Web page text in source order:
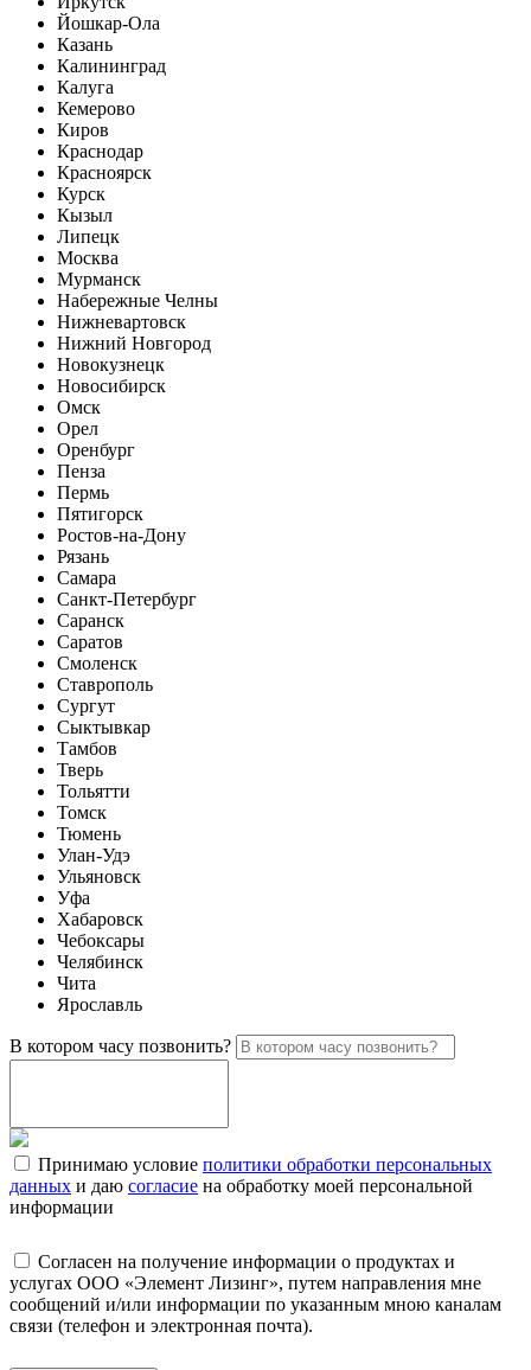
Йошкар-Ола
Казань
Калининград
Калуга
Кемерово
Киров
Краснодар
Красноярск
Курск
Кызыл
Липецк
Москва
Мурманск
Набережные Челны
Нижневартовск
Нижний Новгород
Новокузнецк
Новосибирск
Омск
Орел
Оренбург
Пенза
Пермь
Пятигорск
Ростов-на-Дону
Рязань
Самара
Санкт-Петербург
Саранск
Саратов
Смоленск
Ставрополь
Сургут
Сыктывкар
Тамбов
Тверь
Тольятти
Томск
Тюмень
Улан-Удэ
Ульяновск
Уфа
Хабаровск
Чебоксары
Челябинск
Чита
Ярославль
В котором часу позвонить?
Принимаю условие политики обработки персональных
данных и даю согласие на обработку моей персональной
информации
Согласен на получение информации о продуктах и
услугах ООО «Элемент Лизинг», путем направления мне
сообщений и/или информации по указанным мною каналам
связи (телефон и электронная почта).